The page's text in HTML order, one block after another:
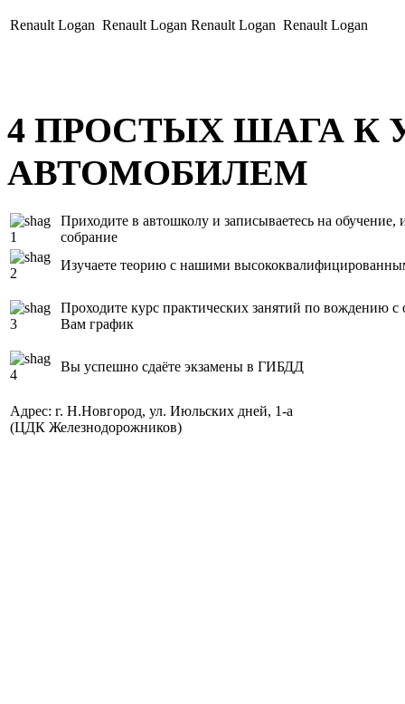
Renault Logan Renault Logan Renault Logan Renault Logan
4 ПРОСТЫХ ШАГА К
АВТОМОБИЛЕМ
Приходите в автошколу и записываетесь на
собрание
Изучаете теорию с нашими
Проходите курс практических занятий по вождению
Вам график
Вы успешно сдаёте экзамены в ГИБДД
Адрес: г. Н.Новгород, ул. Июльских дней, 1-а
(ЦДК Железнодорожников)